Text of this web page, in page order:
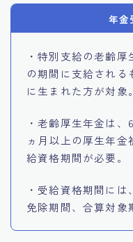
年金
・特別支給の老齢
の期間に支給される
に生まれた方が対象。
・老齢厚生年金は
ヵ月以上の厚生年金
給資格期間が必要。
・受給資格期間に
免除期間、合算対象